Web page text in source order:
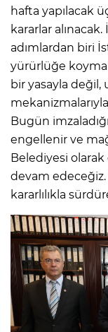
hafta yapılacak
kararlar
adımlardan biri
yürürlüğe
bir yasayla değil,
Bugün
engellenir ve
Belediyesi
devam edeceğiz.
kararlılıkla